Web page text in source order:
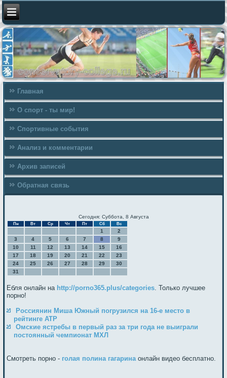
Главная
О спорт - ты мир!
Спортивные события
Анализ и комментарии
Архив записей
Обратная связь
Сегодня: Суббота, 8 Августа
Пн Вт Ср Чт Пт Сб Вс
1
2
3
4 5 6 7 8
9
10
11 12 13 14 15
16
17
18 19 20 21 22
23
24
25 26 27 28 29
30
31
Ебля онлайн на http://porno365.plus/categories . Только лучшее
порно!
Россиянин Миша Южный погрузился на 16-е место в
рейтинге ATP
Омские ястребы в первый раз за три года не выиграли
постоянный чемпионат МХЛ
Смотреть порно - голая полина гагарина онлайн видео бесплатно.